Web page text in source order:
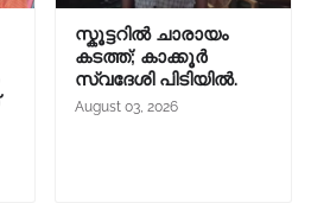
സ്കൂട്ടറിൽ ചാരായം
കടത്ത്; കാക്കൂർ
സ്വദേശി പിടിയിൽ.
August 03, 2026